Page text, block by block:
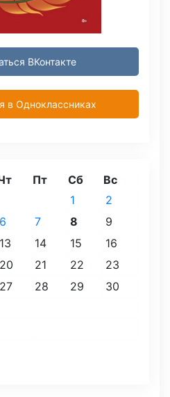
ВКонтакте
в Одноклассниках
Пт Сб Вс
1
2
6 7 8
9
13 14 15
16
20 21 22
23
27 28 29
30